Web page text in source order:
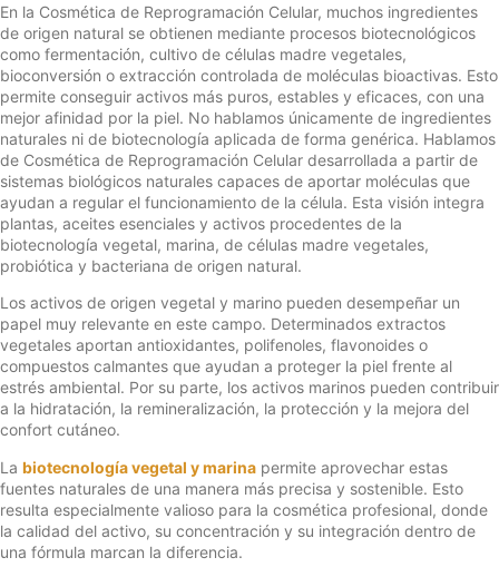
En la Cosmética de Reprogramación Celular, muchos ingredientes
de origen natural se obtienen mediante procesos biotecnológicos
como fermentación, cultivo de células madre vegetales,
bioconversión o extracción controlada de moléculas bioactivas. Esto
permite conseguir activos más puros, estables y eficaces, con una
mejor afinidad por la piel. No hablamos únicamente de ingredientes
naturales ni de biotecnología aplicada de forma genérica. Hablamos
de Cosmética de Reprogramación Celular desarrollada a partir de
sistemas biológicos naturales capaces de aportar moléculas que
ayudan a regular el funcionamiento de la célula. Esta visión integra
plantas, aceites esenciales y activos procedentes de la
biotecnología vegetal, marina, de células madre vegetales,
probiótica y bacteriana de origen natural.
Los activos de origen vegetal y marino pueden desempeñar un
papel muy relevante en este campo. Determinados extractos
vegetales aportan antioxidantes, polifenoles, flavonoides o
compuestos calmantes que ayudan a proteger la piel frente al
estrés ambiental. Por su parte, los activos marinos pueden contribuir
a la hidratación, la remineralización, la protección y la mejora del
confort cutáneo.
La biotecnología vegetal y marina permite aprovechar estas
fuentes naturales de una manera más precisa y sostenible. Esto
resulta especialmente valioso para la cosmética profesional, donde
la calidad del activo, su concentración y su integración dentro de
una fórmula marcan la diferencia.